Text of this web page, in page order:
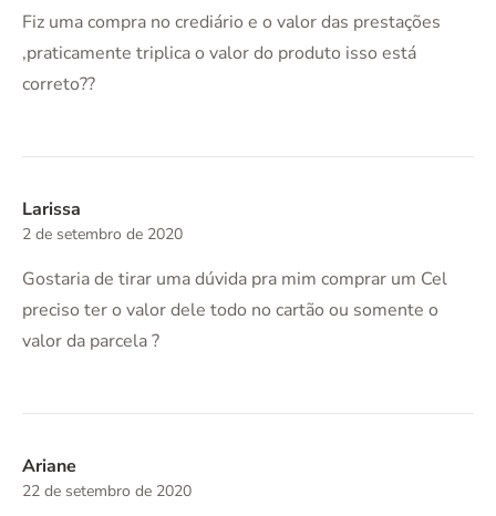
Fiz uma compra no crediário e o valor das prestações
,praticamente triplica o valor do produto isso está
correto??
Larissa
2 de setembro de 2020
Gostaria de tirar uma dúvida pra mim comprar um Cel
preciso ter o valor dele todo no cartão ou somente o
valor da parcela ?
Ariane
22 de setembro de 2020